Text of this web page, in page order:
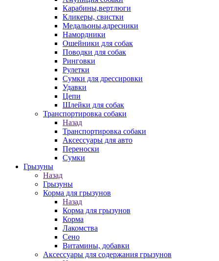
Карабины,вертлюги
Кликеры, свистки
Медальоны,адресники
Намордники
Ошейники для собак
Поводки для собак
Ринговки
Рулетки
Сумки для дрессировки
Удавки
Цепи
Шлейки для собак
Транспортировка собаки
Назад
Транспортировка собаки
Аксессуары для авто
Переноски
Сумки
Грызуны
Назад
Грызуны
Корма для грызунов
Назад
Корма для грызунов
Корма
Лакомства
Сено
Витамины, добавки
Аксессуары для содержания грызунов